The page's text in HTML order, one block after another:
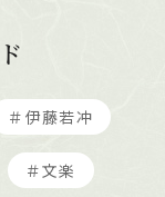
＃伊藤若冲
＃文楽